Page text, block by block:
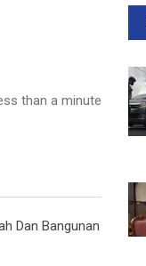
than a minute
Dan Bangunan